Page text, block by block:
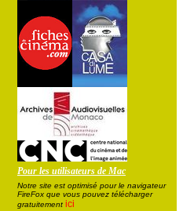
Pour les utilisateurs de Mac
Notre site est optimisé pour le navigateur
FireFox que vous pouvez télécharger
gratuitement ici